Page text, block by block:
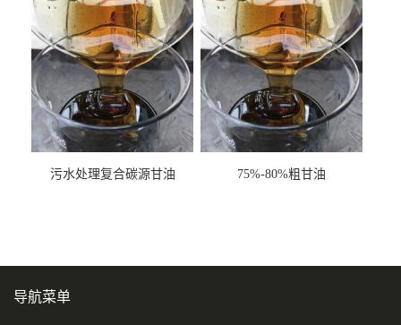
污水处理复合碳源甘油
75%-80%粗甘油
导航菜单